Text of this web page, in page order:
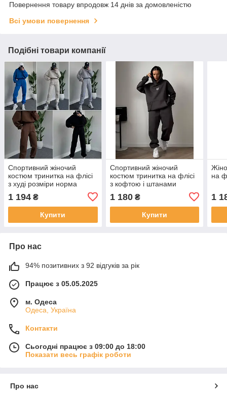
Повернення товару впродовж 14 днів за домовленістю
Всі умови повернення
Подібні товари компанії
Спортивний жіночий
костюм тринитка на флісі
з худі розміри норма
1 194 ₴
Купити
Спортивний жіночий
костюм тринитка на флісі
з кофтою і штанами
1 180₴
Купити
на
1
Про нас
94% позитивних з 92 відгуків за рік
Працює з 05.05.2025
м. Одеса
Одеса, Україна
Контакти
Сьогодні працює з 09:00 до 18:00
Показати весь графік роботи
Про нас